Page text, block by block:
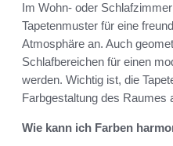
Im Wohn- oder
Tapetenmuster für eine
Atmosphäre an. Auch
Schlafbereichen für einen
werden. Wichtig ist, die
Farbgestaltung des Raumes
Wie kann ich Farben